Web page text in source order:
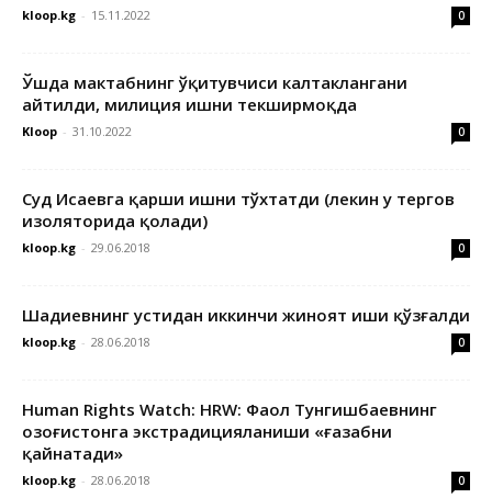
kloop.kg - 15.11.2022 0
Ўшда мактабнинг ўқитувчиси калтаклангани
айтилди, милиция ишни текширмоқда
Kloop - 31.10.2022 0
Суд Исаевга қарши ишни тўхтатди (лекин у тергов
изоляторида қолади)
kloop.kg - 29.06.2018 0
Шадиевнинг устидан иккинчи жиноят иши қўзғалди
kloop.kg - 28.06.2018 0
Human Rights Watch: HRW: Фаол Тунгишбаевнинг
Қозоғистонга экстрадицияланиши «ғазабни
қайнатади»
kloop.kg - 28.06.2018 0